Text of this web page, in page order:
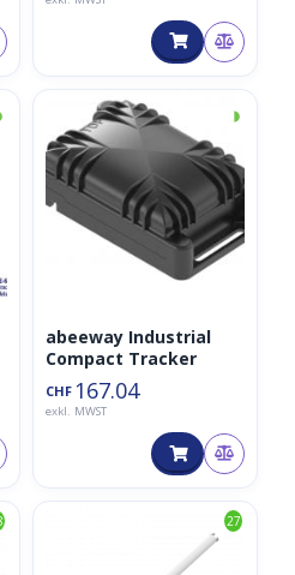
◑
abeeway Industrial
Compact Tracker
CHF 167.04
exkl. MWST
27